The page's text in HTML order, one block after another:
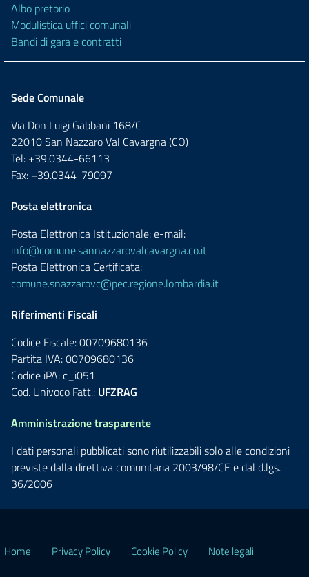
Albo pretorio
Modulistica uffici comunali
Bandi di gara e contratti
Sede Comunale
Via Don Luigi Gabbani 168/C
22010 San Nazzaro Val Cavargna (CO)
Tel: +39.0344-66113
Fax: +39.0344-79097
Posta elettronica
Posta Elettronica Istituzionale: e-mail:
info@comune.sannazzarovalcavargna.co.it
Posta Elettronica Certificata:
comune.snazzarovc@pec.regione.lombardia.it
Riferimenti Fiscali
Codice Fiscale: 00709680136
Partita IVA: 00709680136
Codice iPA: c_i051
Cod. Univoco Fatt.: UFZRAG
Amministrazione trasparente
I dati personali pubblicati sono riutilizzabili solo alle condizioni
previste dalla direttiva comunitaria 2003/98/CE e dal d.lgs.
36/2006
Home Privacy Policy Cookie Policy Note legali